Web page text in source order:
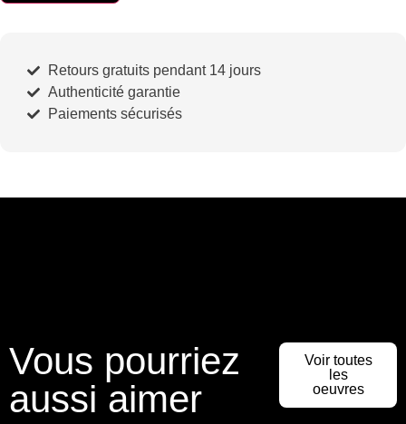
Retours gratuits pendant 14 jours
Authenticité garantie
Paiements sécurisés
Vous pourriez
aussi aimer
Voir toutes
les
oeuvres